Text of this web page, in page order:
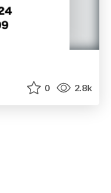
0 2.8k